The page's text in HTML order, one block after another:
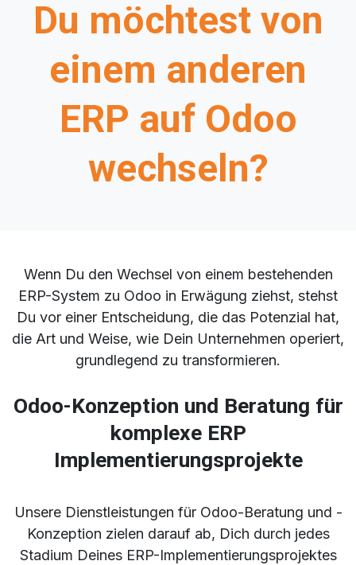
Du möchtest von
einem anderen
ERP auf Odoo
wechseln?
Wenn Du den Wechsel von einem bestehenden
ERP-System zu Odoo in Erwägung ziehst, stehst
Du vor einer Entscheidung, die das Potenzial hat,
die Art und Weise, wie Dein Unternehmen operiert,
grundlegend zu transformieren.
Odoo-Konzeption und Beratung für
komplexe ERP
Implementierungsprojekte
Unsere Dienstleistungen für Odoo-Beratung und -
Konzeption zielen darauf ab, Dich durch jedes
Stadium Deines ERP-Implementierungsprojektes